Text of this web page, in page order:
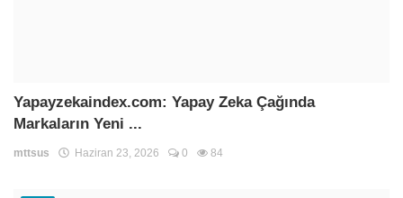
Yapayzekaindex.com: Yapay Zeka Çağında
Markaların Yeni ...
mttsus Haziran 23, 2026 0 84